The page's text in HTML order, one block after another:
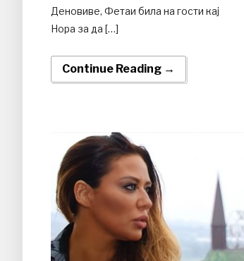
Деновиве, Фетаи била на гости кај
Нора за да […]
Continue Reading →